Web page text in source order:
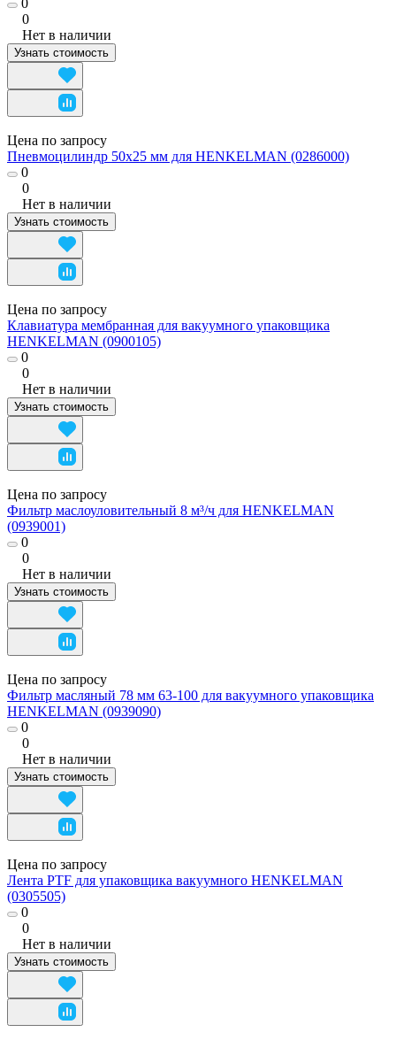
0
Нет в наличии
Узнать стоимость
Цена по запросу
Пневмоцилиндр 50х25 мм для HENKELMAN (0286000)
0
0
Нет в наличии
Узнать стоимость
Цена по запросу
Клавиатура мембранная для вакуумного упаковщика
HENKELMAN (0900105)
0
0
Нет в наличии
Узнать стоимость
Цена по запросу
Фильтр маслоуловительный 8 м³/ч для HENKELMAN
(0939001)
0
0
Нет в наличии
Узнать стоимость
Цена по запросу
Фильтр масляный 78 мм 63-100 для вакуумного упаковщика
HENKELMAN (0939090)
0
0
Нет в наличии
Узнать стоимость
Цена по запросу
Лента PTF для упаковщика вакуумного HENKELMAN
(0305505)
0
0
Нет в наличии
Узнать стоимость